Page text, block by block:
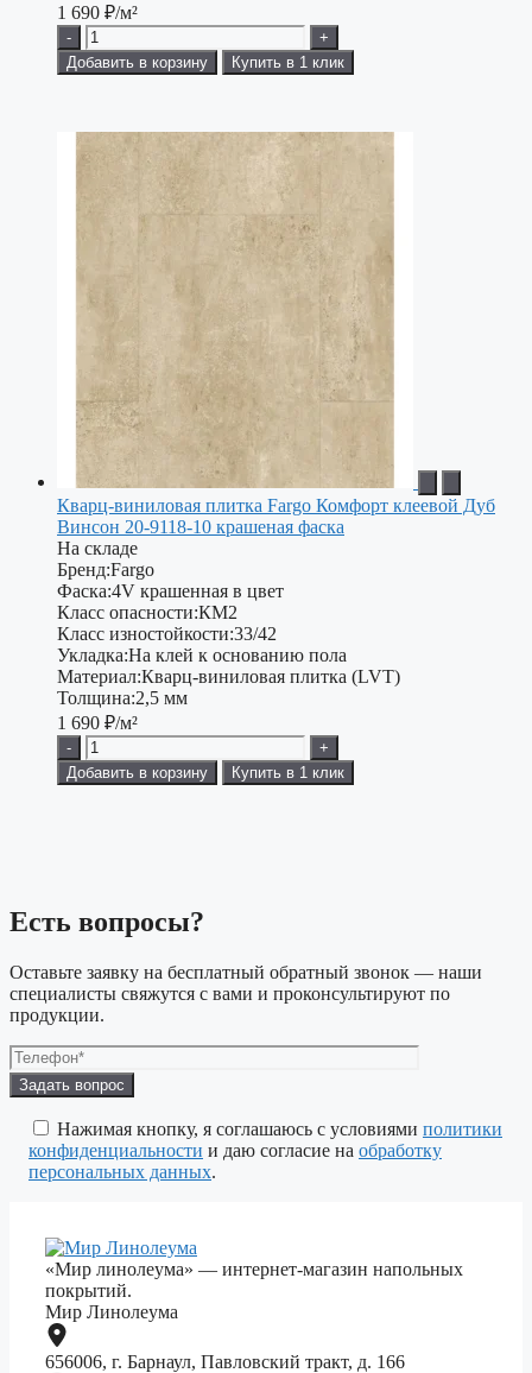
1 690 ₽/м²
-
+
Добавить в корзину
Купить в 1 клик
Кварц-виниловая плитка Fargo Комфорт клеевой Дуб
Винсон 20-9118-10 крашеная фаска
На складе
Бренд:Fargo
Фаска:4V крашенная в цвет
Класс опасности:КМ2
Класс изностойкости:33/42
Укладка:На клей к основанию пола
Материал:Кварц-виниловая плитка (LVT)
Толщина:2,5 мм
1 690 ₽/м²
-
+
Добавить в корзину
Купить в 1 клик
Есть вопросы?
Оставьте заявку на бесплатный обратный звонок — наши
специалисты свяжутся с вами и проконсультируют по
продукции.
Оставьте
это
поле
пустым.
Нажимая кнопку, я соглашаюсь с условиями политики
конфиденциальности и даю согласие на обработку
персональных данных.
«Мир линолеума» — интернет-магазин напольных
покрытий.
Мир Линолеума
656006, г. Барнаул, Павловский тракт, д. 166